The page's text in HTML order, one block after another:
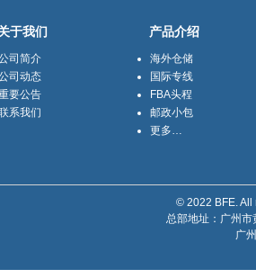
于我们
司简介
司动态
要公告
系我们
产品介绍
海外仓储
国际专线
FBA头程
邮政小包
更多…
© 2022 BFE.
总部地址：广州
广